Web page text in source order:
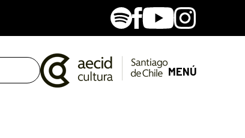
SpotifyFacebook
YoutubeInstagram
MENÚ